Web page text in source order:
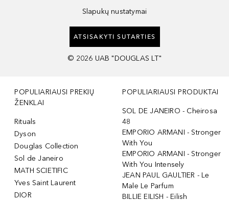
Slapukų nustatymai
ATSISAKYTI SUTARTIES
© 2026 UAB "DOUGLAS LT"
POPULIARIAUSI PREKIŲ
ŽENKLAI
Rituals
Dyson
Douglas Collection
Sol de Janeiro
MATH SCIETIFIC
Yves Saint Laurent
DIOR
POPULIARIAUSI PRODUKTAI
SOL DE JANEIRO - Cheirosa
48
EMPORIO ARMANI - Stronger
With You
EMPORIO ARMANI - Stronger
With You Intensely
JEAN PAUL GAULTIER - Le
Male Le Parfum
BILLIE EILISH - Eilish